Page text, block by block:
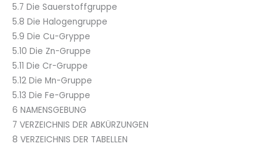
5.7 Die Sauerstoffgruppe
5.8 Die Halogengruppe
5.9 Die Cu-Gryppe
5.10 Die Zn-Gruppe
5.11 Die Cr-Gruppe
5.12 Die Mn-Gruppe
5.13 Die Fe-Gruppe
6 NAMENSGEBUNG
7 VERZEICHNIS DER ABKÜRZUNGEN
8 VERZEICHNIS DER TABELLEN